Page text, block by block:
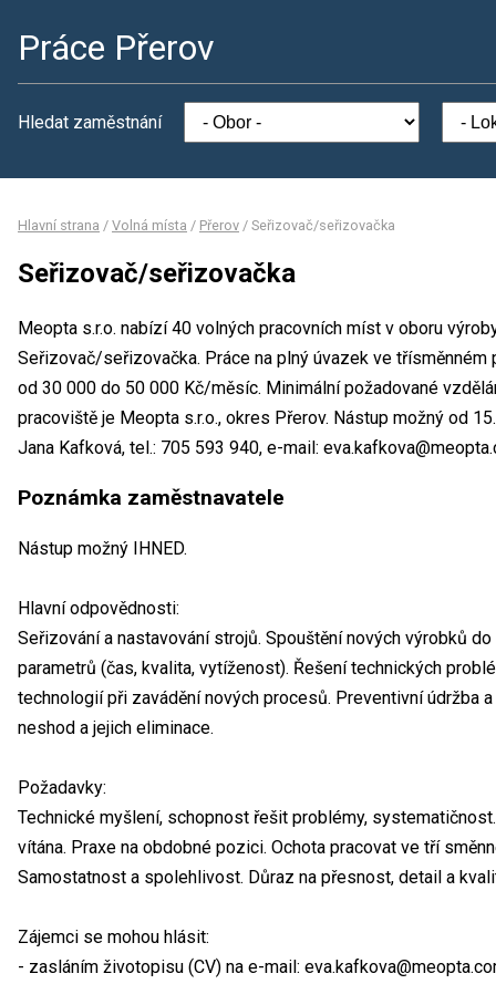
Práce Přerov
Hledat zaměstnání
Hlavní strana / Volná místa / Přerov / Seřizovač/seřizovačka
Seřizovač/seřizovačka
Meopta s.r.o. nabízí 40 volných pracovních míst v oboru
Seřizovač/seřizovačka. Práce na plný úvazek ve
od 30 000 do 50 000 Kč/měsíc. Minimální požadované
pracoviště je Meopta s.r.o., okres Přerov. Nástup možný od
Jana Kafková, tel.: 705 593 940, e-mail:
Poznámka zaměstnavatele
Nástup možný IHNED.
Hlavní odpovědnosti:
Seřizování a nastavování strojů. Spouštění nových výrobků
parametrů (čas, kvalita, vytíženost). Řešení technických
technologií při zavádění nových procesů. Preventivní údržba
neshod a jejich eliminace.
Požadavky:
Technické myšlení, schopnost řešit problémy,
vítána. Praxe na obdobné pozici. Ochota pracovat ve tří
Samostatnost a spolehlivost. Důraz na přesnost, detail a
Zájemci se mohou hlásit:
- zasláním životopisu (CV) na e-mail: